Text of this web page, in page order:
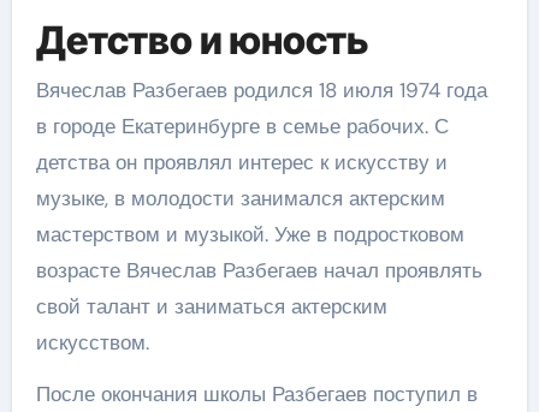
Детство и юность
Вячеслав Разбегаев родился 18 июля 1974 года
в городе Екатеринбурге в семье рабочих. С
детства он проявлял интерес к искусству и
музыке, в молодости занимался актерским
мастерством и музыкой. Уже в подростковом
возрасте Вячеслав Разбегаев начал проявлять
свой талант и заниматься актерским
искусством.
После окончания школы Разбегаев поступил в